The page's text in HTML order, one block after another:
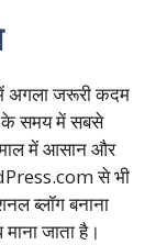
अगला जरूरी कदम
समय में सबसे
में आसान और
से भी
ब्लॉग बनाना
जाता है।